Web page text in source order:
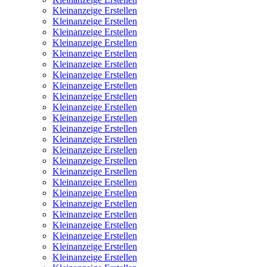
Kleinanzeige Erstellen
Kleinanzeige Erstellen
Kleinanzeige Erstellen
Kleinanzeige Erstellen
Kleinanzeige Erstellen
Kleinanzeige Erstellen
Kleinanzeige Erstellen
Kleinanzeige Erstellen
Kleinanzeige Erstellen
Kleinanzeige Erstellen
Kleinanzeige Erstellen
Kleinanzeige Erstellen
Kleinanzeige Erstellen
Kleinanzeige Erstellen
Kleinanzeige Erstellen
Kleinanzeige Erstellen
Kleinanzeige Erstellen
Kleinanzeige Erstellen
Kleinanzeige Erstellen
Kleinanzeige Erstellen
Kleinanzeige Erstellen
Kleinanzeige Erstellen
Kleinanzeige Erstellen
Kleinanzeige Erstellen